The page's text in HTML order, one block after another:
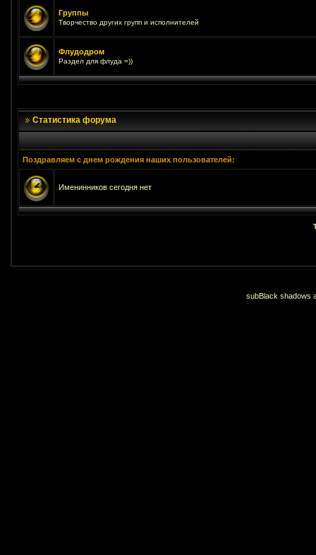
Группы
Творчество других групп и исполнителей
Флудодром
Раздел для флуда =))
Статистика форума
Поздравляем с днем рождения наших пользователей:
Именинников сегодня нет
subBlack shadows